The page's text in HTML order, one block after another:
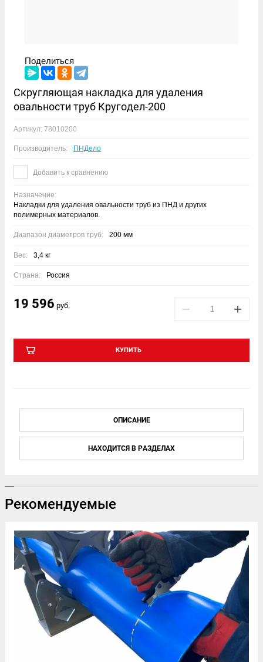
Поделиться
Скругляющая накладка для удаления
овальности труб Кругодел-200
Артикул: 78010200
Производитель: ПНДело
Добавить к сравнению
Назначение:
Накладки для удаления овальности труб из ПНД и других
полимерных материалов.
Диапазон диаметров труб: 200 мм
Вес: 3,4 кг
Страна: Россия
19 596 руб. − +
КУПИТЬ
ОПИСАНИЕ
НАХОДИТСЯ В РАЗДЕЛАХ
Рекомендуемые